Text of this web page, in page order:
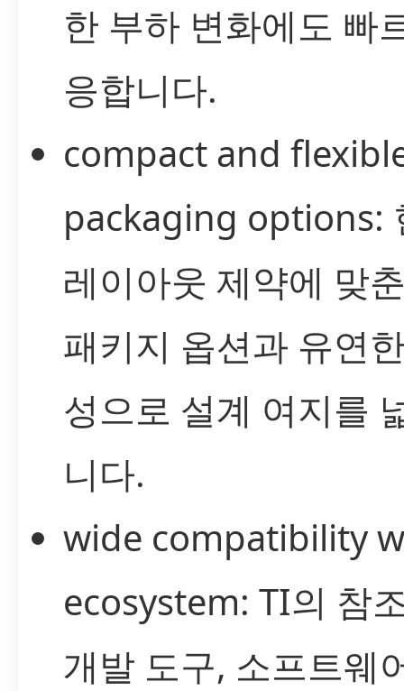
한 부하 변화에도 빠
응합니다.
compact and
packaging options:
레이아웃 제약에 맞
패키지 옵션과 유연
성으로 설계 여지를
니다.
wide compatibility
ecosystem: TI의 참
개발 도구, 소프트웨